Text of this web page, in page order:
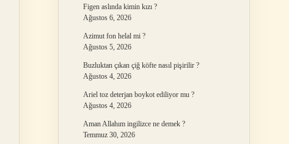
Figen aslında kimin kızı ?
Ağustos 6, 2026
Azimut fon helal mi ?
Ağustos 5, 2026
Buzluktan çıkan çiğ köfte nasıl pişirilir ?
Ağustos 4, 2026
Ariel toz deterjan boykot ediliyor mu ?
Ağustos 4, 2026
Aman Allahım ingilizce ne demek ?
Temmuz 30, 2026